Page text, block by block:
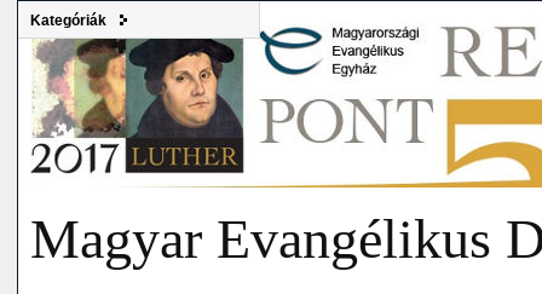
Kategóriák
Magyar Evangélikus